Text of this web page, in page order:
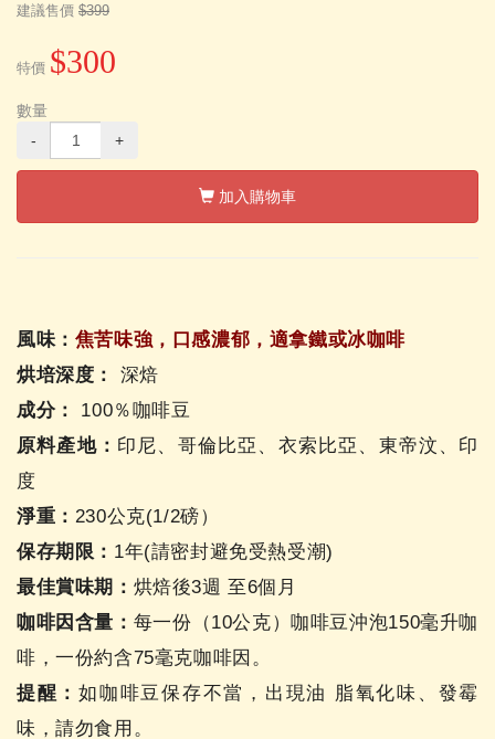
建議售價 $399
特價 $300
數量
-
+
加入購物車
風味： 焦苦味強，口感濃郁，適拿鐵或冰咖啡
烘培深度：
深焙
成分： 100％咖啡豆
原料產地： 印尼、哥倫比亞、衣索比亞、東帝汶、印
度
淨重： 230公克(1/2磅）
保存期限： 1年(請密封避免受熱受潮)
最佳賞味期： 烘焙後3週 至6個月
咖啡因含量： 每一份（10公克）咖啡豆沖泡150毫升咖
啡，一份約含75毫克咖啡因。
提醒：如咖啡豆保存不當，出現油 脂氧化味、發霉
味，請勿食用。